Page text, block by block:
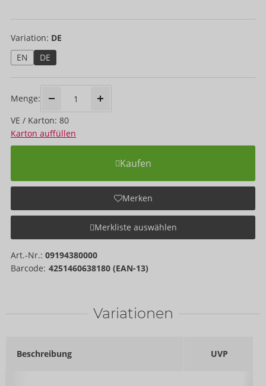
Variation: DE
EN
DE
Menge:
VE / Karton: 80
Karton auffüllen
Kaufen
Merken
Merkliste auswählen
Art.-Nr.: 09194380000
Barcode: 4251460638180 (EAN-13)
Variationen
Beschreibung UVP